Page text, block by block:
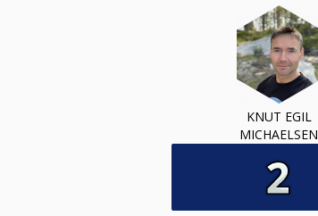
KNUT EGIL
MICHAELSEN